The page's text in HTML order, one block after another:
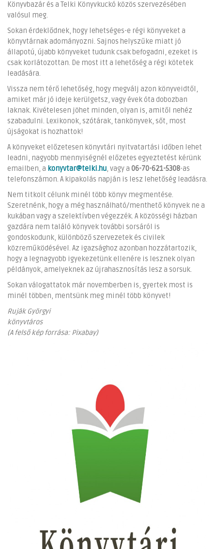
Könyvbazár és a Telki Könyvkuckó közös szervezésében
valósul meg.
Sokan érdeklődnek, hogy lehetséges-e régi könyveket a
könyvtárnak adományozni. Sajnos helyszűke miatt jó
állapotú, újabb könyveket tudunk csak befogadni, ezeket is
csak korlátozottan. De most itt a lehetőség a régi kötetek
leadására.
Vissza nem térő lehetőség, hogy megválj azon könyveidtől,
amiket már jó ideje kerülgetsz, vagy évek óta dobozban
laknak. Kivételesen jöhet minden, olyan is, amitől nehéz
szabadulni. Lexikonok, szótárak, tankönyvek, sőt, most
újságokat is hozhattok!
A könyveket előzetesen könyvtári nyitvatartási időben lehet
leadni, nagyobb mennyiségnél előzetes egyeztetést kérünk
emailben, a konyvtar@telki.hu, vagy a 06-70-621-5308-as
telefonszámon. A kipakolás napján is lesz lehetőség leadásra.
Nem titkolt célunk minél több könyv megmentése.
Szeretnénk, hogy a még használható/menthető könyvek ne a
kukában vagy a szelektívben végezzék. A közösségi házban
gazdára nem találó könyvek további sorsáról is
gondoskodunk, különböző szervezetek és civilek
közreműködésével. Az igazsághoz azonban hozzátartozik,
hogy a legnagyobb igyekezetünk ellenére is lesznek olyan
példányok, amelyeknek az újrahasznosítás lesz a sorsuk.
Sokan válogattatok már novemberben is, gyertek most is
minél többen, mentsünk meg minél több könyvet!
Ruják Györgyi
könyvtáros
(A felső kép forrása: Pixabay)